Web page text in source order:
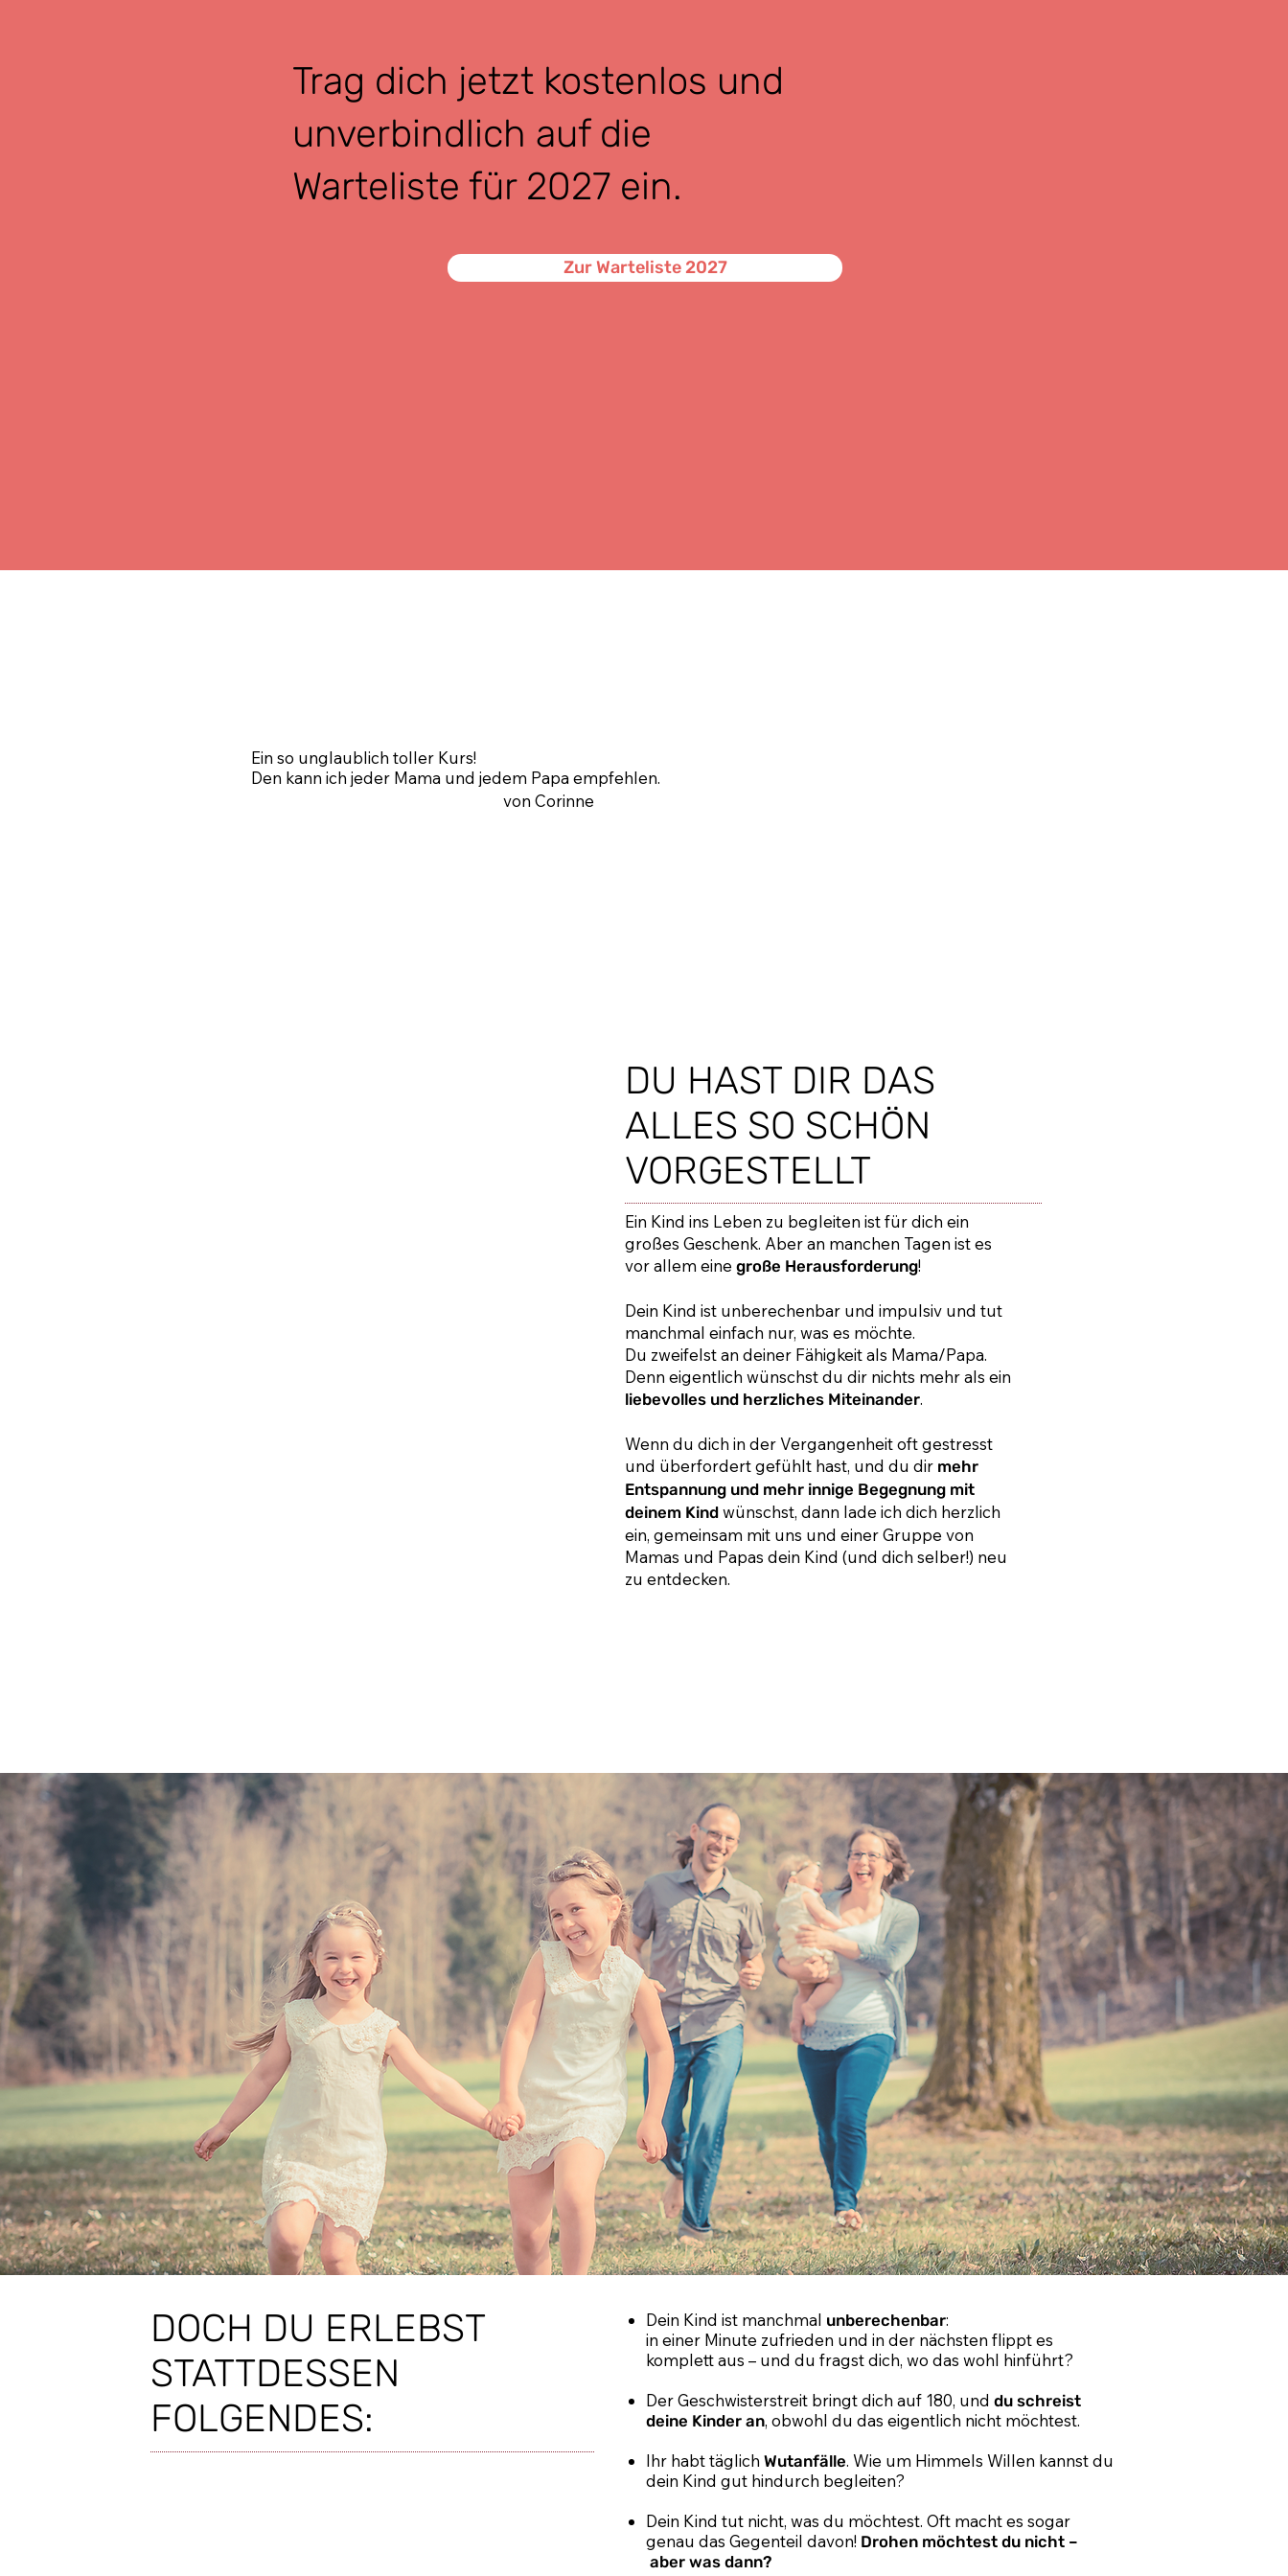
Trag dich jetzt kostenlos und
unverbindlich auf die
Warteliste für 2027 ein.
Zur Warteliste 2027
von Corinne
Ein so unglaublich toller Kurs!
Den kann ich jeder Mama und jedem Papa empfehlen.
DU HAST DIR DAS
ALLES SO SCHÖN
VORGESTELLT
Ein Kind ins Leben zu begleiten ist für dich ein
großes Geschenk. Aber an manchen Tagen ist es
vor allem einegroße Herausforderung!
Dein Kind ist unberechenbar und impulsiv und tut
manchmal einfach nur, was es möchte.
Du zweifelst an deiner Fähigkeit als Mama/Papa.
Denn eigentlich wünschst du dir nichts mehr als ein
liebevolles und herzliches Miteinander.
Wenn du dich in der Vergangenheit oft gestresst
und überfordert gefühlt hast, und du dir mehr
Entspannung und mehr innige Begegnung mit
deinem Kind wünschst, dann lade ich dich herzlich
ein, gemeinsam mit uns und einer Gruppe von
Mamas und Papas dein Kind (und dich selber!) neu
zu entdecken.
Dein Kind ist manchmal unberechenbar:
in einer Minute zufrieden und in der nächsten flippt es
komplett aus – und du fragst dich, wo das wohl hinführt?
Der Geschwisterstreit bringt dich auf 180, unddu schreist
deine Kinder an, obwohl du das eigentlich nicht möchtest.
Ihr habt täglichWutanfälle. Wie um Himmels Willen kannst du
dein Kind gut hindurch begleiten?
Dein Kind tut nicht, was du möchtest. Oft macht es sogar
genau das Gegenteil davon! Drohen möchtest du nicht –
aber was dann?
DOCH DU ERLEBST
STATTDESSEN
FOLGENDES: